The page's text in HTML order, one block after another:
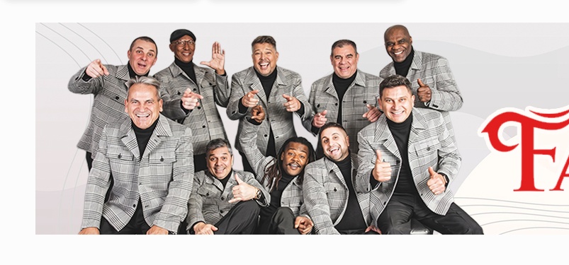
presentaciones de productos y
reuniones familiares,...